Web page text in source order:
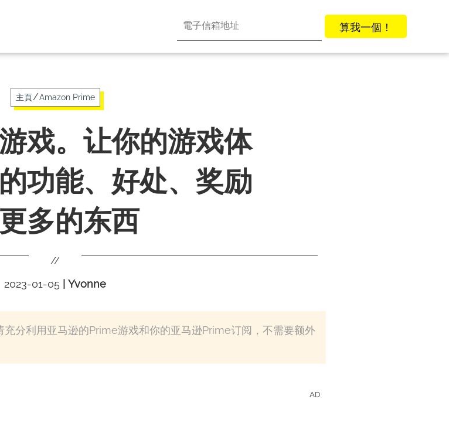
算我一個！
主頁/Amazon Prime
戏。让你的游戏体
功能、好处、奖励
多的东西
//
2023-01-05 Yvonne
分利用亚马逊的Prime游戏和你的亚马逊Prime订阅，不需要额外
AD